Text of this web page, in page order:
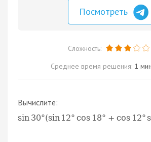
Посмотреть
Сложность:
Среднее время решения: 1
Вычислите:
sin 30°(sin 12° cos 18° + cos 12°